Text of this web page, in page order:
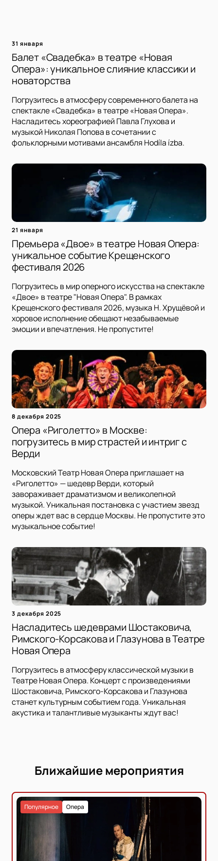
31 января
Балет «Свадебка» в театре «Новая
Опера»: уникальное слияние классики и
новаторства
Погрузитесь в атмосферу современного балета на
спектакле «Свадебка» в театре «Новая Опера».
Насладитесь хореографией Павла Глухова и
музыкой Николая Попова в сочетании с
фольклорными мотивами ансамбля Hodíla ízba.
21 января
Премьера «Двое» в театре Новая Опера:
уникальное событие Крещенского
фестиваля 2026
Погрузитесь в мир оперного искусства на спектакле
«Двое» в театре "Новая Опера". В рамках
Крещенского фестиваля 2026, музыка Н. Хрущёвой и
хоровое исполнение обещают незабываемые
эмоции и впечатления. Не пропустите!
8 декабря 2025
Опера «Риголетто» в Москве:
погрузитесь в мир страстей и интриг с
Верди
Московский Театр Новая Опера приглашает на
«Риголетто» — шедевр Верди, который
завораживает драматизмом и великолепной
музыкой. Уникальная постановка с участием звезд
оперы ждет вас в сердце Москвы. Не пропустите это
музыкальное событие!
3 декабря 2025
Насладитесь шедеврами Шостаковича,
Римского-Корсакова и Глазунова в Театре
Новая Опера
Погрузитесь в атмосферу классической музыки в
Театре Новая Опера. Концерт с произведениями
Шостаковича, Римского-Корсакова и Глазунова
станет культурным событием года. Уникальная
акустика и талантливые музыканты ждут вас!
Ближайшие мероприятия
Опера
Популярное